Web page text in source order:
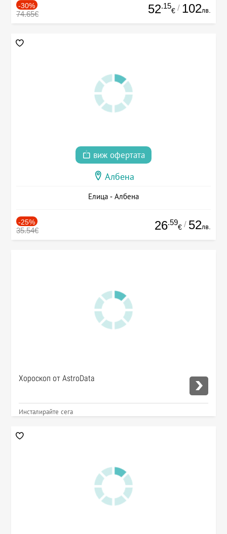
-30%
74.65€ 52.15
€ / 102лв.
виж офертата
Албена
Елица - Албена
-25%
35.54€ 26.59
€ / 52лв.
Хороскоп от AstroData
Инсталирайте сега